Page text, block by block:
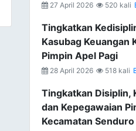
27 April 2026 520 kali
Tingkatkan
Kasubag Keuangan
Pimpin Apel Pagi
28 April 2026 518 kali
Tingkatkan Disiplin,
dan Kepegawaian
Kecamatan Senduro